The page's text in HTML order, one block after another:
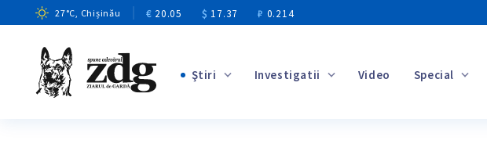
27°C, Chișinău € 20.05 $ 17.37 ₽ 0.214
Ştiri Investigatii Video Special